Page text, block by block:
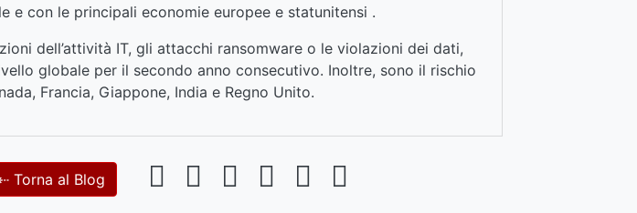
e con le principali economie europee e statunitensi .
dell’attività IT, gli attacchi ransomware o le violazioni dei dati,
globale per il secondo anno consecutivo. Inoltre, sono il rischio
Francia, Giappone, India e Regno Unito.
Torna al Blog